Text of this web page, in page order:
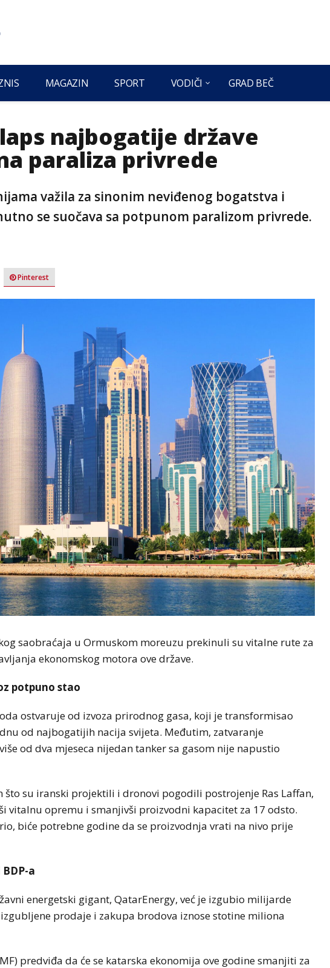
MAGAZIN SPORT VODIČI GRAD BEČ
najbogatije države
paraliza privrede
važila za sinonim neviđenog bogatstva i
se suočava sa potpunom paralizom privrede.
Pinterest
saobraćaja u Ormuskom moreuzu prekinuli su vitalne rute za
ekonomskog motora ove države.
potpuno stao
ostvaruje od izvoza prirodnog gasa, koji je transformisao
od najbogatijih nacija svijeta. Međutim, zatvaranje
od dva mjeseca nijedan tanker sa gasom nije napustio
su iranski projektili i dronovi pogodili postrojenje Ras Laffan,
vitalnu opremu i smanjivši proizvodni kapacitet za 17 odsto.
biće potrebne godine da se proizvodnja vrati na nivo prije
a
energetski gigant, QatarEnergy, već je izgubio milijarde
prodaje i zakupa brodova iznose stotine miliona
predviđa da će se katarska ekonomija ove godine smanjiti za